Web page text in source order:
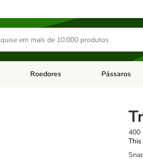
Dieta Vet.Abrir menu de categoria:
Roedores Abrir menu de
Pássaros
400